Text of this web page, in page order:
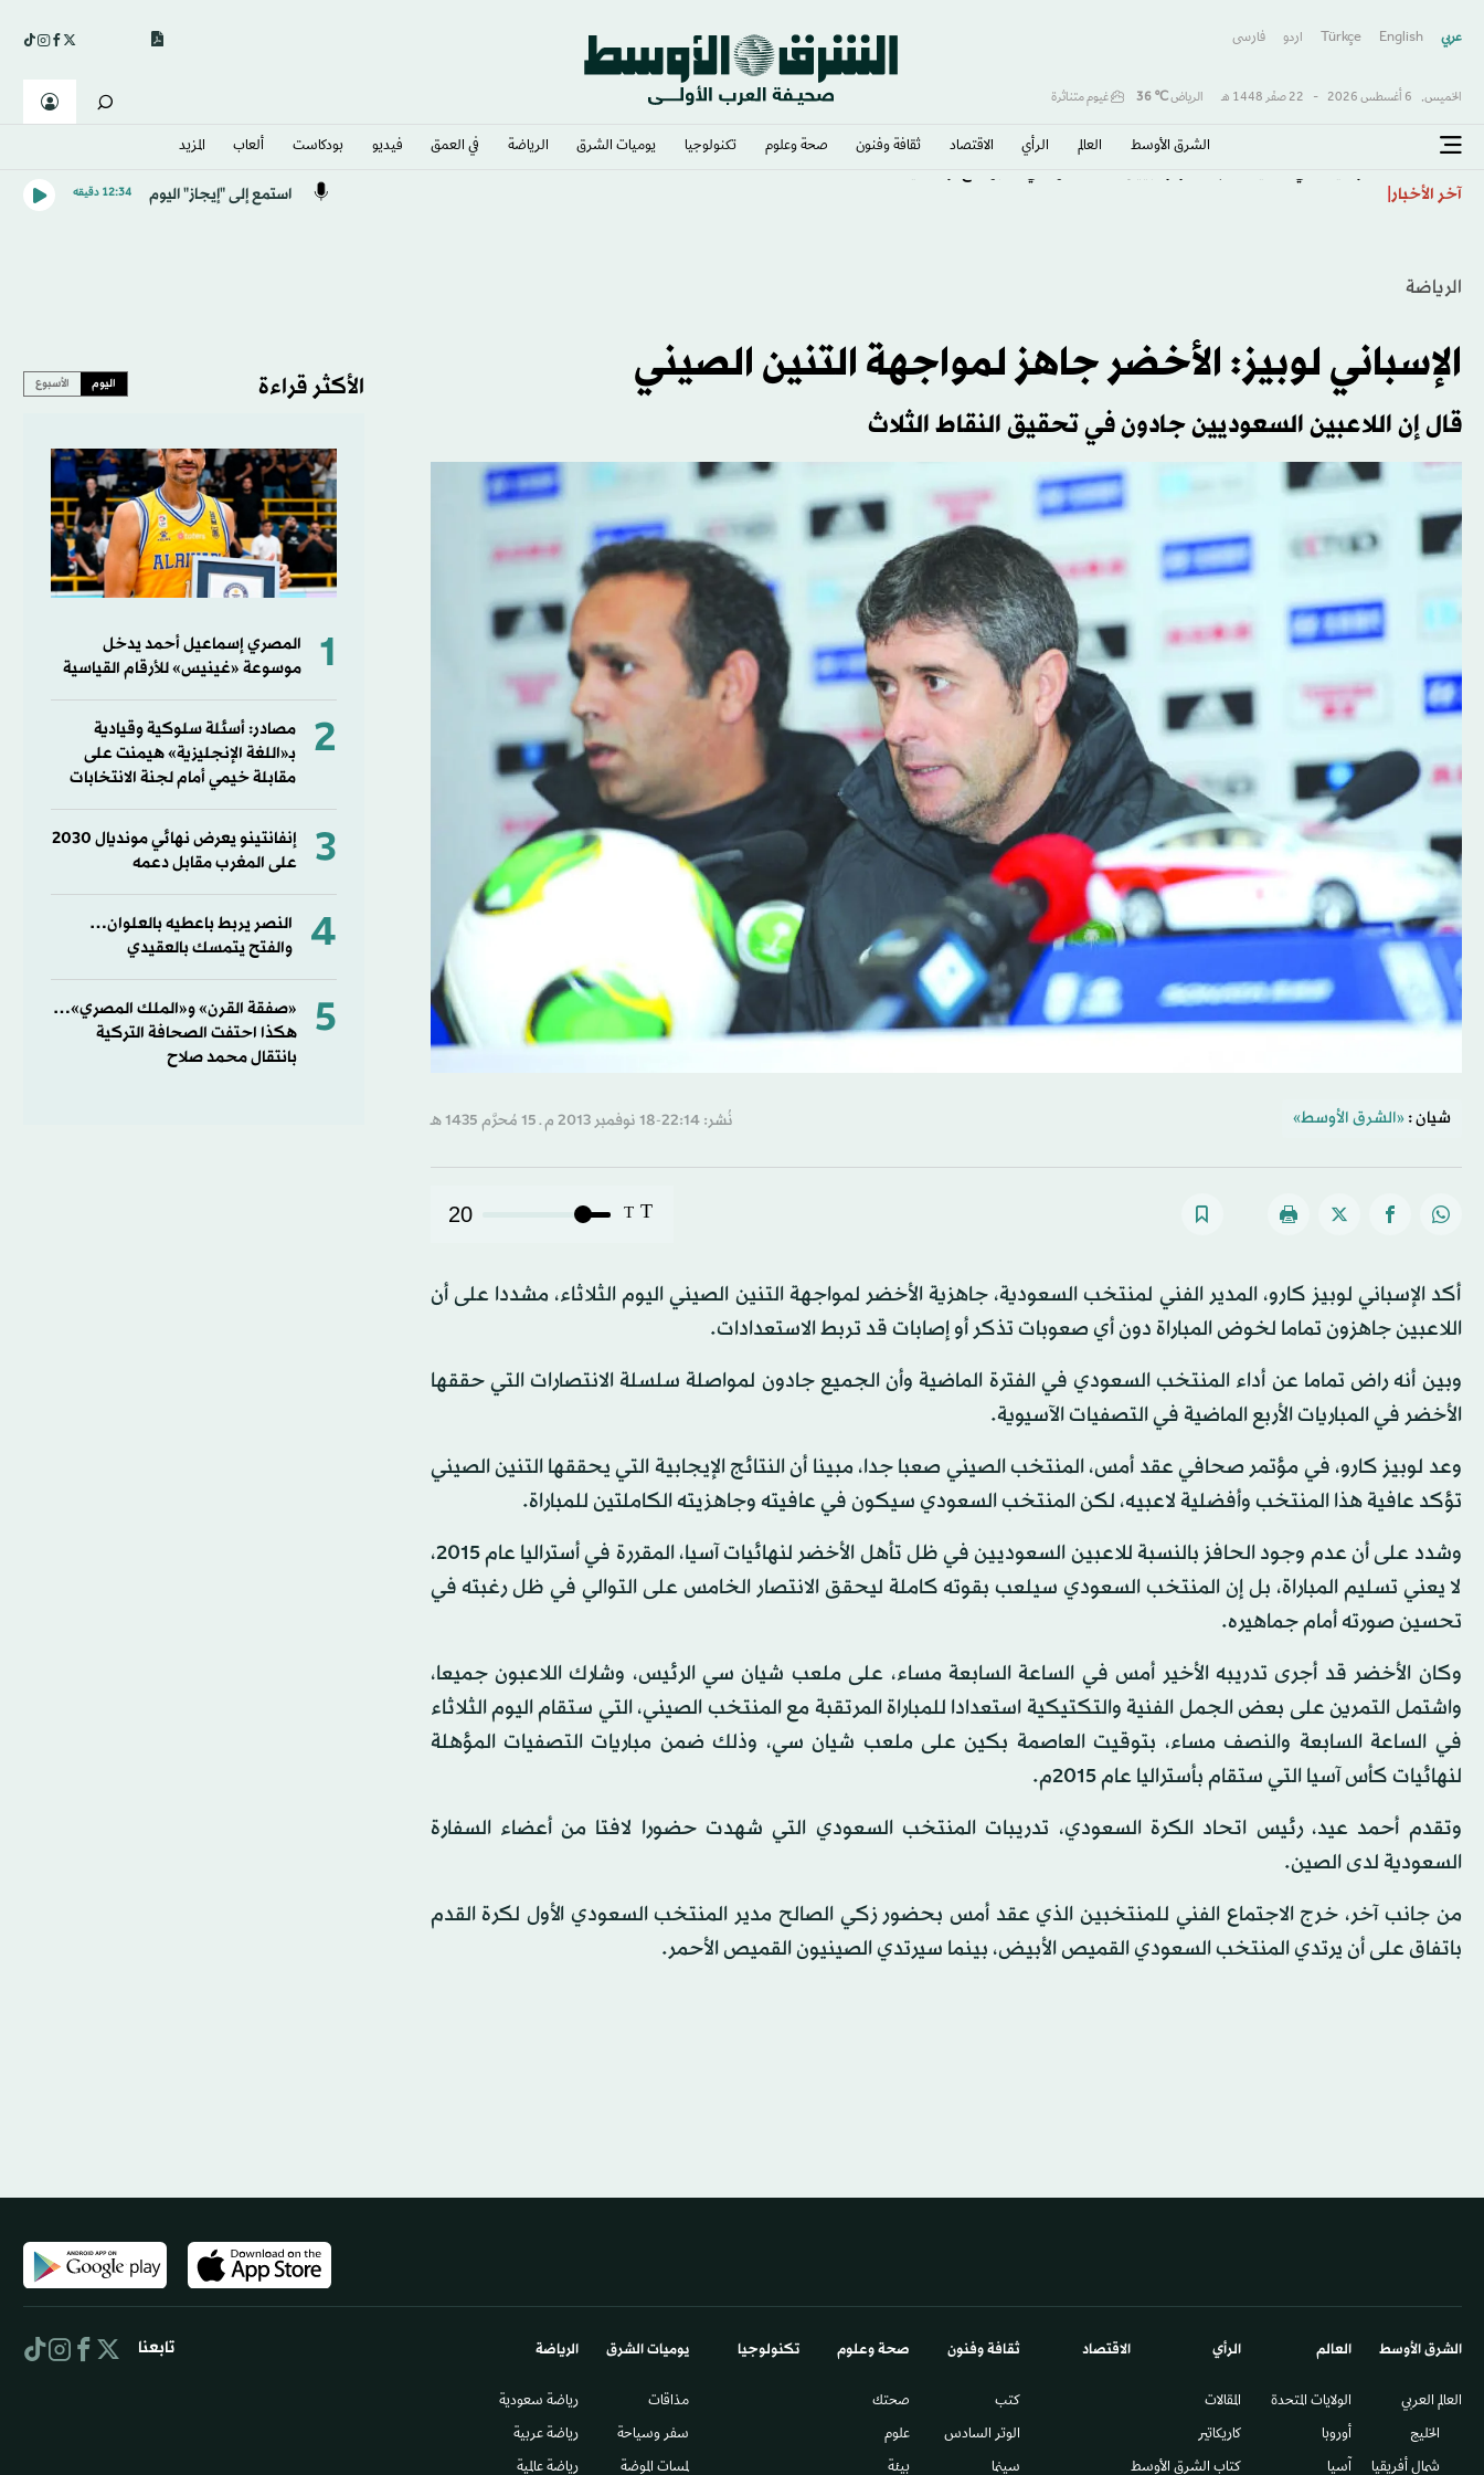
عربي English
Türkçe اردو فارسى
الخميس, 6 أغسطس 2026 - 22 صفَر 1448 هـ الرياض℃
36 غيوم متناثرة
الشرق الأوسط​ العالم الرأي الاقتصاد ثقافة وفنون صحة وعلوم تكنولوجيا يوميات الشرق​ الرياضة في العمق فيديو بودكاست ألعاب المزيد
آخر الأخبار استمع إلى "إيجاز" اليوم 12:34 دقيقه
الرياضة
الإسباني لوبيز: الأخضر جاهز لمواجهة التنين الصيني
قال إن اللاعبين السعوديين جادون في تحقيق النقاط الثلاث
شيان : «الشرق الأوسط» نُشر: 22:14-18 نوفمبر 2013 م ـ 15 مُحرَّم 1435 هـ
T
T
20
أكد الإسباني لوبيز كارو، المدير الفني لمنتخب السعودية، جاهزية الأخضر لمواجهة التنين الصيني اليوم الثلاثاء، مشددا على أن
اللاعبين جاهزون تماما لخوض المباراة دون أي صعوبات تذكر أو إصابات قد تربط الاستعدادات.
وبين أنه راض تماما عن أداء المنتخب السعودي في الفترة الماضية وأن الجميع جادون لمواصلة سلسلة الانتصارات التي حققها
الأخضر في المباريات الأربع الماضية في التصفيات الآسيوية.
وعد لوبيز كارو، في مؤتمر صحافي عقد أمس، المنتخب الصيني صعبا جدا، مبينا أن النتائج الإيجابية التي يحققها التنين الصيني
تؤكد عافية هذا المنتخب وأفضلية لاعبيه، لكن المنتخب السعودي سيكون في عافيته وجاهزيته الكاملتين للمباراة.
وشدد على أن عدم وجود الحافز بالنسبة للاعبين السعوديين في ظل تأهل الأخضر لنهائيات آسيا، المقررة في أستراليا عام 2015،
لا يعني تسليم المباراة، بل إن المنتخب السعودي سيلعب بقوته كاملة ليحقق الانتصار الخامس على التوالي في ظل رغبته في
تحسين صورته أمام جماهيره.
وكان الأخضر قد أجرى تدريبه الأخير أمس في الساعة السابعة مساء، على ملعب شيان سي الرئيس، وشارك اللاعبون جميعا،
واشتمل التمرين على بعض الجمل الفنية والتكتيكية استعدادا للمباراة المرتقبة مع المنتخب الصيني، التي ستقام اليوم الثلاثاء
في الساعة السابعة والنصف مساء، بتوقيت العاصمة بكين على ملعب شيان سي، وذلك ضمن مباريات التصفيات المؤهلة
لنهائيات كأس آسيا التي ستقام بأستراليا عام 2015م.
وتقدم أحمد عيد، رئيس اتحاد الكرة السعودي، تدريبات المنتخب السعودي التي شهدت حضورا لافتا من أعضاء السفارة
السعودية لدى الصين.
من جانب آخر، خرج الاجتماع الفني للمنتخبين الذي عقد أمس بحضور زكي الصالح مدير المنتخب السعودي الأول لكرة القدم
باتفاق على أن يرتدي المنتخب السعودي القميص الأبيض، بينما سيرتدي الصينيون القميص الأحمر.
الأكثر قراءة اليوم الأسبوع
1
المصري إسماعيل أحمد يدخل
موسوعة «غينيس» للأرقام القياسية
2
مصادر: أسئلة سلوكية وقيادية
بـ«اللغة الإنجليزية» هيمنت على
مقابلة خيمي أمام لجنة الانتخابات
3
إنفانتينو يعرض نهائي مونديال 2030
على المغرب مقابل دعمه
4
النصر يربط باعطيه بالعلوان…
والفتح يتمسك بالعقيدي
5
«صفقة القرن» و«الملك المصري»…
هكذا احتفت الصحافة التركية
بانتقال محمد صلاح
الشرق الأوسط​
العالم العربي
الخليج
شمال أفريقيا
العالم
الولايات المتحدة
أوروبا
آسيا
الرأي
المقالات
كاريكاتير
كتاب الشرق الأوسط
الاقتصاد ثقافة وفنون
كتب
الوتر السادس​
سينما
صحة وعلوم
صحتك
علوم
بيئة
تكنولوجيا يوميات الشرق​
مذاقات
سفر وسياحة
لمسات الموضة
الرياضة
رياضة سعودية
رياضة عربية
رياضة عالمية
تابعنا